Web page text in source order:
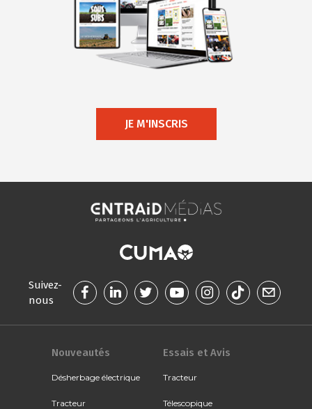
JE M'INSCRIS
Suivez-
nous
Nouveautés
Désherbage électrique
Tracteur
Essais et Avis
Tracteur
Télescopique